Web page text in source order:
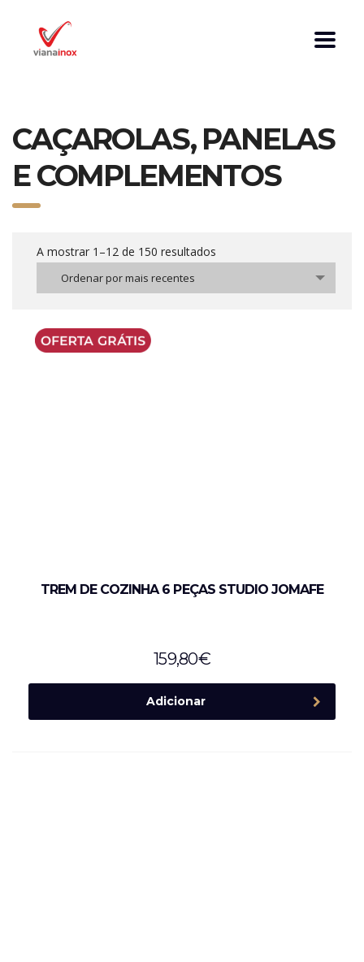
CAÇAROLAS, PANELAS
E COMPLEMENTOS
A mostrar 1–12 de 150 resultados
Ordenar por mais recentes
TREM DE COZINHA 6 PEÇAS STUDIO JOMAFE
159,80€
Adicionar